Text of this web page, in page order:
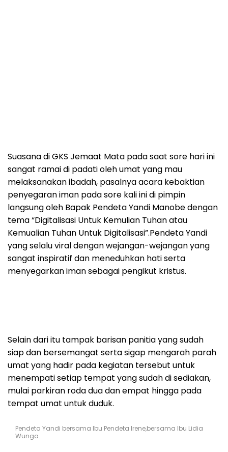
Suasana di GKS Jemaat Mata pada saat sore hari ini
sangat ramai di padati oleh umat yang mau
melaksanakan ibadah, pasalnya acara kebaktian
penyegaran iman pada sore kali ini di pimpin
langsung oleh Bapak Pendeta Yandi Manobe dengan
tema “Digitalisasi Untuk Kemulian Tuhan atau
Kemualian Tuhan Untuk Digitalisasi”.Pendeta Yandi
yang selalu viral dengan wejangan-wejangan yang
sangat inspiratif dan meneduhkan hati serta
menyegarkan iman sebagai pengikut kristus.
Selain dari itu tampak barisan panitia yang sudah
siap dan bersemangat serta sigap mengarah parah
umat yang hadir pada kegiatan tersebut untuk
menempati setiap tempat yang sudah di sediakan,
mulai parkiran roda dua dan empat hingga pada
tempat umat untuk duduk.
Pendeta Yandi bersama Ibu Pendeta Irene,bersama Ibu Lidia
Wunga.